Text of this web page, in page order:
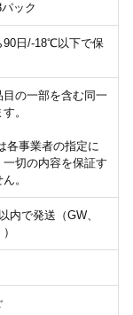
ック
90日/-18℃以下で保
の一部を含む同一
。
各事業者の指定に
切の内容を保証す
。
内で発送（GW、